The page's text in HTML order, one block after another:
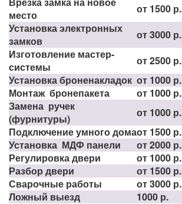
место
от 1500 р.
Установка электронных
замков
от 3000 р.
Изготовление мастер-
системы
от 2500 р.
Установка броненакладок от 1000 р.
Монтаж бронепакета
от 1000 р.
Замена ручек
(фурнитуры)
от 1000 р.
Подключение умного домаот 1500 р.
Установка МДФ панели
от 2000 р.
Регулировка двери
от 1000 р.
Разбор двери
от 1500 р.
Сварочные работы
от 3000 р.
Ложный выезд
1000 р.